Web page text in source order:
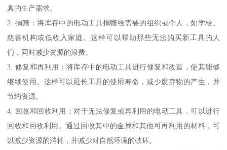
具的生产需求。
2. 捐赠：将库存中的电动工具捐赠给需要的组织或个人，如学校、
慈善机构或低收入家庭。这样可以帮助那些无法购买新工具的人
们，同时减少资源的浪费。
3. 修复和再利用：将库存中的电动工具进行修复和改造，使其能够
继续使用。这样可以延长工具的使用寿命，减少废弃物的产生，并
节约资源。
4. 回收和回收利用：对于无法修复或再利用的电动工具，可以进行
回收和回收利用。通过回收其中的金属和其他可再利用的材料，可
以减少资源的消耗，并减少对自然环境的破坏。